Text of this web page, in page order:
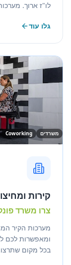
בקלות.
גלו עוד
משרדים Coworking
קירות
צרו משרד
ומאפשרות לכם